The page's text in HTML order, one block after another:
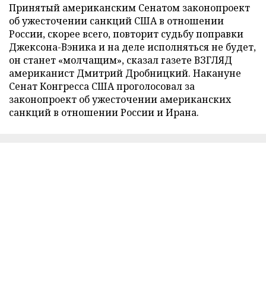
Принятый американским Сенатом законопроект
об ужесточении санкций США в отношении
России, скорее всего, повторит судьбу поправки
Джексона-Вэника и на деле исполняться не будет,
он станет «молчащим», сказал газете ВЗГЛЯД
американист Дмитрий Дробницкий. Накануне
Сенат Конгресса США проголосовал за
законопроект об ужесточении американских
санкций в отношении России и Ирана.